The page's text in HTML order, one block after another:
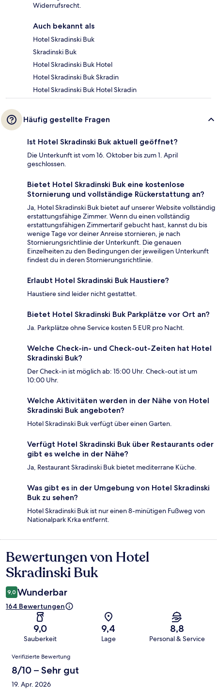
Widerrufsrecht.
Auch bekannt als
Hotel Skradinski Buk
Skradinski Buk
Hotel Skradinski Buk Hotel
Hotel Skradinski Buk Skradin
Hotel Skradinski Buk Hotel Skradin
Häufig gestellte Fragen
Ist Hotel Skradinski Buk aktuell geöffnet?
Die Unterkunft ist vom 16. Oktober bis zum 1. April
geschlossen.
Bietet Hotel Skradinski Buk eine kostenlose
Stornierung und vollständige Rückerstattung an?
Ja, Hotel Skradinski Buk bietet auf unserer Website vollständig
erstattungsfähige Zimmer. Wenn du einen vollständig
erstattungsfähigen Zimmertarif gebucht hast, kannst du bis
wenige Tage vor deiner Anreise stornieren, je nach
Stornierungsrichtlinie der Unterkunft. Die genauen
Einzelheiten zu den Bedingungen der jeweiligen Unterkunft
findest du in deren Stornierungsrichtlinie.
Erlaubt Hotel Skradinski Buk Haustiere?
Haustiere sind leider nicht gestattet.
Bietet Hotel Skradinski Buk Parkplätze vor Ort an?
Ja. Parkplätze ohne Service kosten 5 EUR pro Nacht.
Welche Check-in- und Check-out-Zeiten hat Hotel
Skradinski Buk?
Der Check-in ist möglich ab: 15:00 Uhr. Check-out ist um
10:00 Uhr.
Welche Aktivitäten werden in der Nähe von Hotel
Skradinski Buk angeboten?
Hotel Skradinski Buk verfügt über einen Garten.
Verfügt Hotel Skradinski Buk über Restaurants oder
gibt es welche in der Nähe?
Ja, Restaurant Skradinski Buk bietet mediterrane Küche.
Was gibt es in der Umgebung von Hotel Skradinski
Buk zu sehen?
Hotel Skradinski Buk ist nur einen 8-minütigen Fußweg von
Nationalpark Krka entfernt.
Bewertungen
Bewertungen von Hotel
Skradinski Buk
9,0 Wunderbar
164 Bewertungen
9,0
Sauberkeit
9,4
Lage
8,8
Personal & Service
Bewertungen
Verifizierte Bewertung
8/10 – Sehr gut
19. Apr. 2026